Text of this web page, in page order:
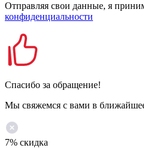
Отправляя свои данные, я
конфиденциальности
Спасибо за обращение!
Мы свяжемся с вами в
7% скидка